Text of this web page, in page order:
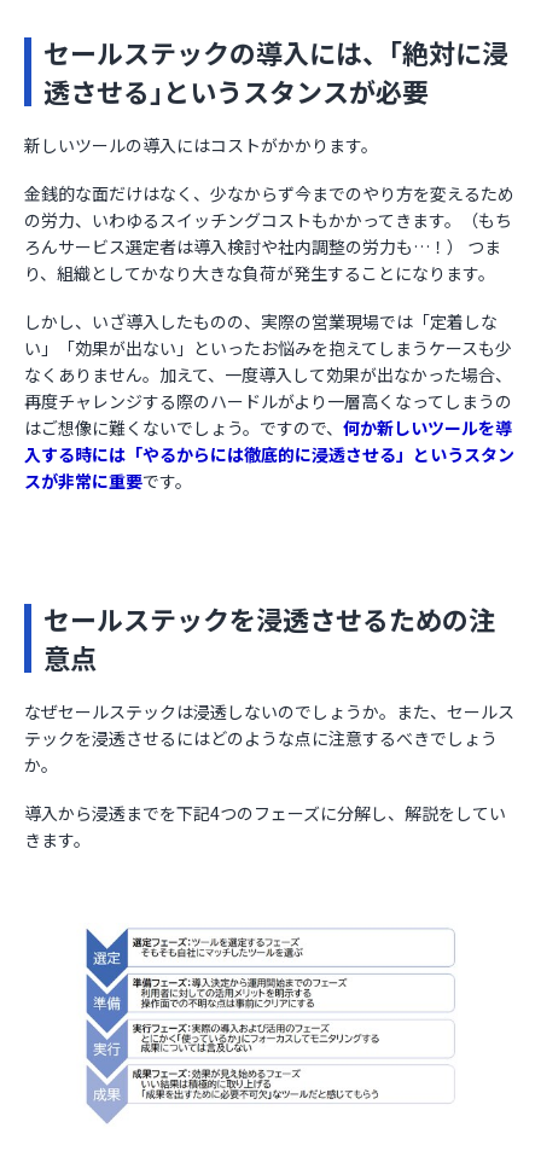
セールステックの導入には、｢絶対に浸
透させる｣というスタンスが必要
新しいツールの導入にはコストがかかります。
金銭的な面だけはなく、少なからず今までのやり方を変えるため
の労力、いわゆるスイッチングコストもかかってきます。（もち
ろんサービス選定者は導入検討や社内調整の労力も…！） つま
り、組織としてかなり大きな負荷が発生することになります。
しかし、いざ導入したものの、実際の営業現場では「定着しな
い」「効果が出ない」といったお悩みを抱えてしまうケースも少
なくありません。加えて、一度導入して効果が出なかった場合、
再度チャレンジする際のハードルがより一層高くなってしまうの
はご想像に難くないでしょう。ですので、 何か新しいツールを導
入する時には「やるからには徹底的に浸透させる」というスタン
スが非常に重要です。
セールステックを浸透させるための注
意点
なぜセールステックは浸透しないのでしょうか。また、セールス
テックを浸透させるにはどのような点に注意するべきでしょう
か。
導入から浸透までを下記4つのフェーズに分解し、解説をしてい
きます。